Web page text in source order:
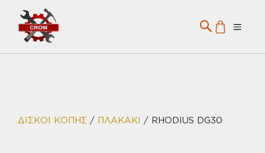
Μετάβαση
περιεχόμενο
Menu
ΔΙΣΚΟΙ ΚΟΠΗΣ / ΠΛΑΚΑΚΙ / RHODIUS DG30